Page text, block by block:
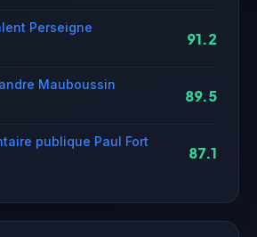
Perseigne
91.2
Mauboussin
89.5
publique Paul Fort
87.1